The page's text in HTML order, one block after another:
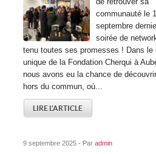
communauté le
septembre
soirée de
tenu toutes ses promesses ! Dans le
unique de la Fondation Cherqui à
nous avons eu la chance de
hors du commun, où...
LIRE L'ARTICLE
9 septembre 2025 - Paradmin